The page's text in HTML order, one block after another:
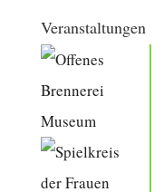
Veranstaltungen